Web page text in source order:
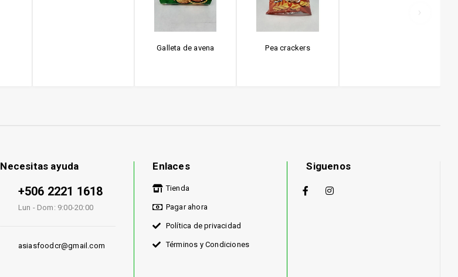
Galleta de avena Pea crackers
Necesitas ayuda
+506 2221 1618
Lun - Dom: 9:00-20:00
asiasfoodcr@gmail.com
Enlaces
Tienda
Pagar ahora
Política de privacidad
Términos y Condiciones
Siguenos